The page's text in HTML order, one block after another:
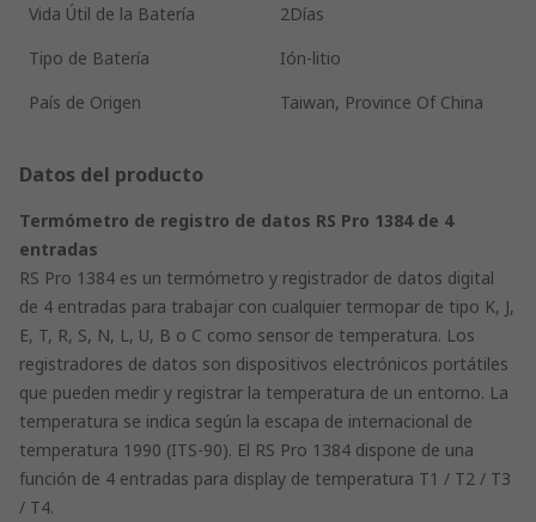
Vida Útil de la Batería
2Días
Tipo de Batería
Ión-litio
País de Origen
Taiwan, Province Of China
Datos del producto
Termómetro de registro de datos RS Pro 1384 de 4
entradas
RS Pro 1384 es un termómetro y registrador de datos digital
de 4 entradas para trabajar con cualquier termopar de tipo K, J,
E, T, R, S, N, L, U, B o C como sensor de temperatura. Los
registradores de datos son dispositivos electrónicos portátiles
que pueden medir y registrar la temperatura de un entorno. La
temperatura se indica según la escapa de internacional de
temperatura 1990 (ITS-90). El RS Pro 1384 dispone de una
función de 4 entradas para display de temperatura T1 / T2 / T3
/ T4.